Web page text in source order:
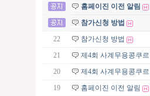
홈페이진 이전 알림
참가신청 방법
22
참가신청 방법
21
제4회 사계무용콩쿠
20
제4회 사계무용콩쿠
19
홈페이진 이전 알림